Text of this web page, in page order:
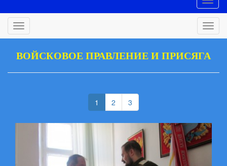
ВОЙСКОВОЕ ПРАВЛЕНИЕ И ПРИСЯГА
1 2 (current)
3